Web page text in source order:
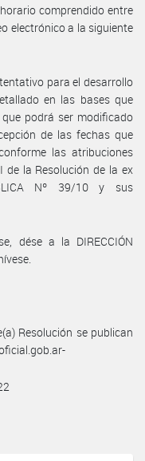
horario comprendido entre
electrónico a la siguiente
para el desarrollo
en las bases que
podrá ser modificado
de las fechas que
las atribuciones
la Resolución de la ex
Nº 39/10 y sus
dése a la DIRECCIÓN
Resolución se publican